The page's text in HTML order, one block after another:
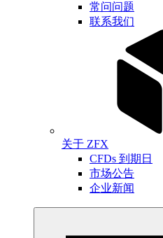
常问问题
联系我们
关于 ZFX
CFDs 到期日
市场公告
企业新闻